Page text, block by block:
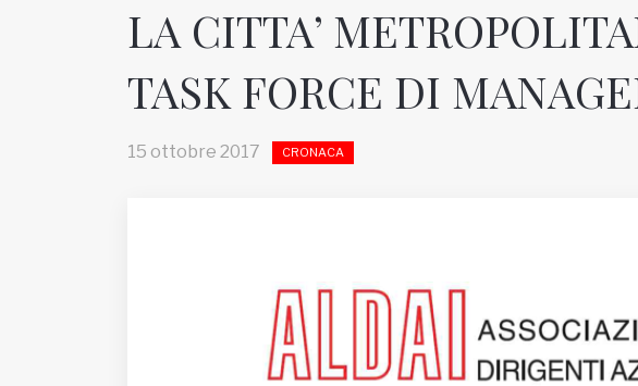
Inviateci le vostre segnalazioni
Iscriviti alla newsletter
LA CITTA’
TASK FORCE DI
15 ottobre 2017 CRONACA